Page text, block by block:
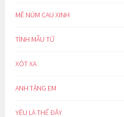
MÊ NÚM CAU XINH
TÌNH MẪU TỬ
XÓT XA
ANH TẶNG EM
YÊU LÀ THẾ ĐẤY